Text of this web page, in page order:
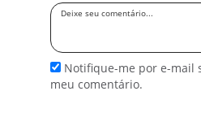
Deixe
Notifique-me por e-mail
meu comentário.